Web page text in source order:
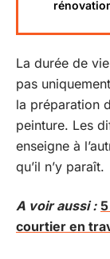
La durée de
pas
la préparation
peinture. Les
enseigne à
qu’il n’y paraît.
A voir aussi :
courtier en